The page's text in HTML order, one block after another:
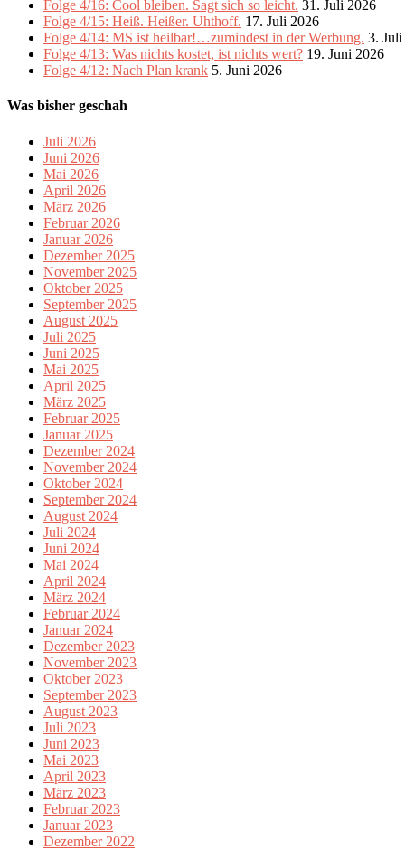
Folge 4/16: Cool bleiben. Sagt sich so leicht. 31. Juli 2026
Folge 4/15: Heiß. Heißer. Uhthoff. 17. Juli 2026
Folge 4/14: MS ist heilbar!…zumindest in der Werbung. 3.
Folge 4/13: Was nichts kostet, ist nichts wert? 19. Juni 2026
Folge 4/12: Nach Plan krank 5. Juni 2026
Was bisher geschah
Juli 2026
Juni 2026
Mai 2026
April 2026
März 2026
Februar 2026
Januar 2026
Dezember 2025
November 2025
Oktober 2025
September 2025
August 2025
Juli 2025
Juni 2025
Mai 2025
April 2025
März 2025
Februar 2025
Januar 2025
Dezember 2024
November 2024
Oktober 2024
September 2024
August 2024
Juli 2024
Juni 2024
Mai 2024
April 2024
März 2024
Februar 2024
Januar 2024
Dezember 2023
November 2023
Oktober 2023
September 2023
August 2023
Juli 2023
Juni 2023
Mai 2023
April 2023
März 2023
Februar 2023
Januar 2023
Dezember 2022